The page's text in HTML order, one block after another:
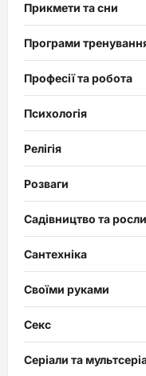
Прикмети та сни
Програми
Професії та робота
Психологія
Релігія
Розваги
Садівництво та
Сантехніка
Своїми руками
Секс
Серіали та